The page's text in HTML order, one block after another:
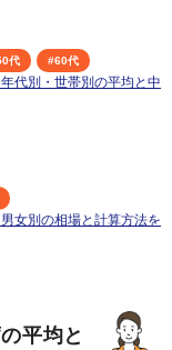
代 #60代
代別・世帯別の平均と中
女別の相場と計算方法を
平均と